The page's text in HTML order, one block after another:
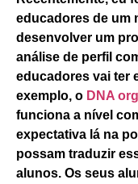
educadores de um
desenvolver um
análise de perfil
educadores vai ter
exemplo, o DNA
funciona a nível
expectativa lá na
possam traduzir
alunos. Os seus